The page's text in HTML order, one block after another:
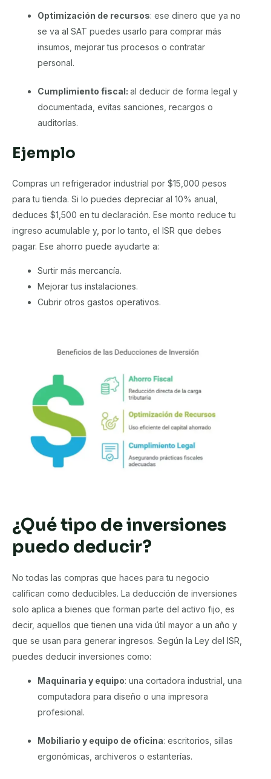
Optimización de recursos: ese dinero que ya no
se va al SAT puedes usarlo para comprar más
insumos, mejorar tus procesos o contratar
personal.
Cumplimiento fiscal: al deducir de forma legal y
documentada, evitas sanciones, recargos o
auditorías.
Ejemplo
Compras un refrigerador industrial por $15,000 pesos
para tu tienda. Si lo puedes depreciar al 10% anual,
deduces $1,500 en tu declaración. Ese monto reduce tu
ingreso acumulable y, por lo tanto, el ISR que debes
pagar. Ese ahorro puede ayudarte a:
Surtir más mercancía.
Mejorar tus instalaciones.
Cubrir otros gastos operativos.
¿Qué tipo de inversiones
puedo deducir?
No todas las compras que haces para tu negocio
califican como deducibles. La deducción de inversiones
solo aplica a bienes que forman parte del activo fijo, es
decir, aquellos que tienen una vida útil mayor a un año y
que se usan para generar ingresos. Según la Ley del ISR,
puedes deducir inversiones como:
Maquinaria y equipo: una cortadora industrial, una
computadora para diseño o una impresora
profesional.
Mobiliario y equipo de oficina: escritorios, sillas
ergonómicas, archiveros o estanterías.